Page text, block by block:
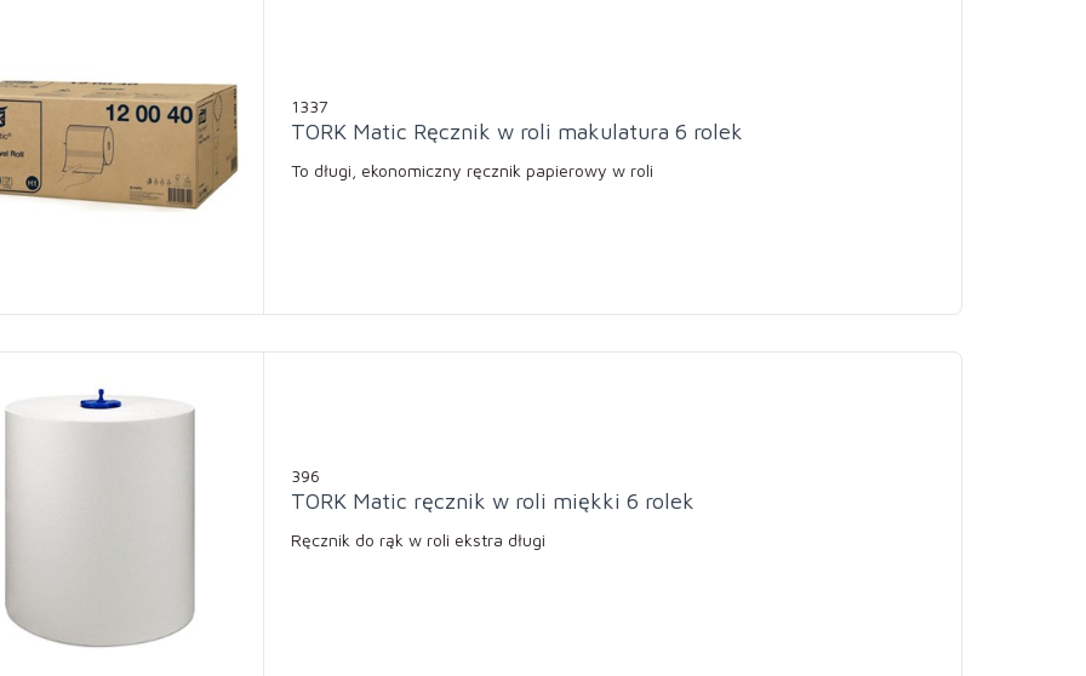
1337
TORK Matic Ręcznik w roli makulatura 6 rolek
To długi, ekonomiczny ręcznik papierowy w roli
396
TORK Matic ręcznik w roli miękki 6 rolek
Ręcznik do rąk w roli ekstra długi